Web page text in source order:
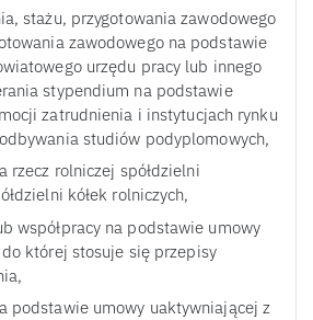
stażu, przygotowania zawodowego
zawodowego na podstawie
urzędu pracy lub innego
stypendium na podstawie
zatrudnienia i instytucjach rynku
studiów podyplomowych,
rzecz rolniczej spółdzielni
kółek rolniczych,
współpracy na podstawie umowy
której stosuje się przepisy
podstawie umowy uaktywniającej z